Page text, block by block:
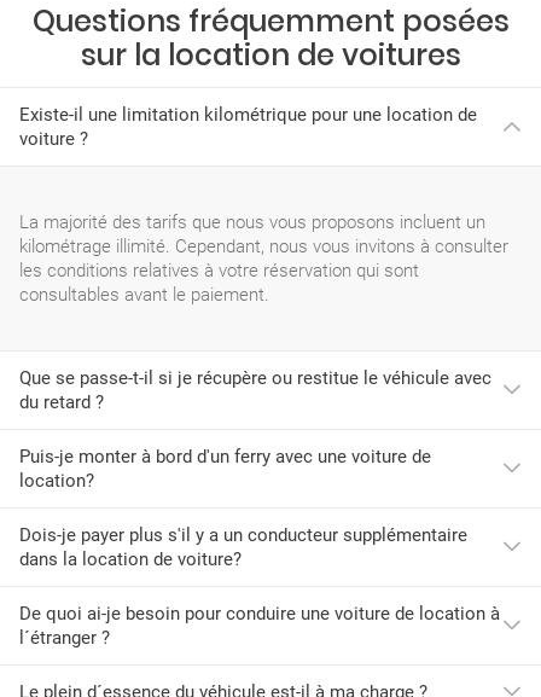
Questions fréquemment posées
sur la location de voitures
Existe-il une limitation kilométrique pour une location de
voiture ?
La majorité des tarifs que nous vous proposons incluent un
kilométrage illimité. Cependant, nous vous invitons à consulter
les conditions relatives à votre réservation qui sont
consultables avant le paiement.
Que se passe-t-il si je récupère ou restitue le véhicule avec
du retard ?
Lors de la réservation, vous avez sélectionné des plages
vous vous rendez compte que vous ne pourrez pas vous
présenter au bureau de prise en charge/restitution, vous devez
En cas de restitution au-delà de l' horaire prévue, l' agence de
location a le droit de vous facturer un jour supplémentaire.
Puis-je monter à bord d'un ferry avec une voiture de
location?
La plupart des sociétés de location de voitures ne vous
autorisent pas à monter à bord d'un ferry pour embarquer votre
d'assurance à bord du navire. Consultez les conditions de la
société de location pour plus de détails.
Dois-je payer plus s'il y a un conducteur supplémentaire
dans la location de voiture?
Oui. Pour chaque conducteur supplémentaire, un supplément
doit être payé à destination, sauf si une promotion est signalée
De quoi ai-je besoin pour conduire une voiture de location à
l´étranger ?